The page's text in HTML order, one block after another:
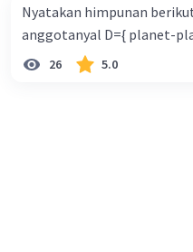
Nyatakan himpunan
anggotanyal D={ planet-
26 5.0